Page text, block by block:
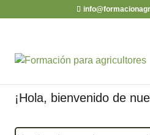
¡Hola, bienvenido de